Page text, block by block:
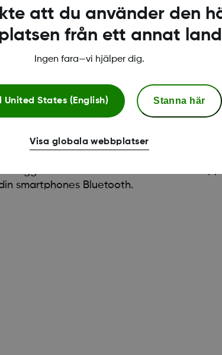
enheter för att Dexcom G7-
smartphones Bluetooth.
att du använder den
från ett annat
Ingen fara—vi hjälper dig.
United States (English) Stanna här
Visa globala webbplatser